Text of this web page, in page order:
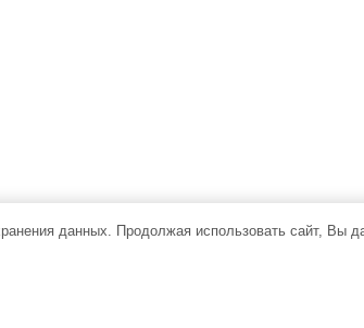
данных. Продолжая использовать сайт, Вы